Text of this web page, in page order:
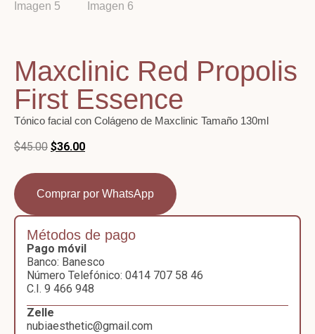
Maxclinic Red Propolis
First Essence
Tónico facial con Colágeno de Maxclinic Tamaño 130ml
$45.00 $36.00
Comprar por WhatsApp
Métodos de pago
Pago móvil
Banco: Banesco
Número Telefónico: 0414 707 58 46
C.I. 9 466 948
Zelle
nubiaesthetic@gmail.com